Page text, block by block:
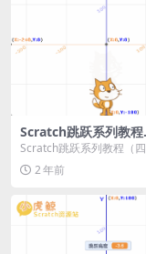
Scratch跳跃系列教程
（四）：精准着陆
Scratch跳跃系列教程（
着陆 作者：小虎鲸Scratch
... 2 年前